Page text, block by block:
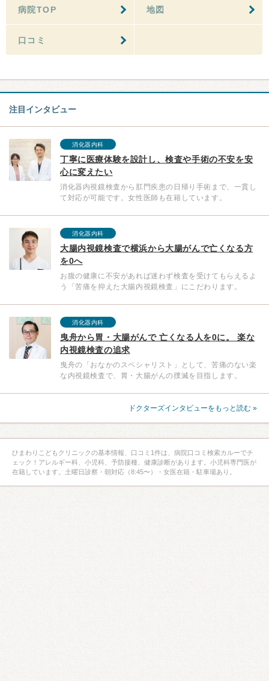
病院TOP 地図
口コミ
注目インタビュー
消化器内科
丁寧に医療体験を設計し、検査や手術の不安を安
心に変えたい
消化器内視鏡検査から肛門疾患の日帰り手術まで、一貫し
て対応が可能です。女性医師も在籍しています。
消化器内科
大腸内視鏡検査で横浜から大腸がんで亡くなる方
を0へ
お腹の健康に不安があれば迷わず検査を受けてもらえるよ
う「苦痛を抑えた大腸内視鏡検査」にこだわります。
消化器内科
曳舟から胃・大腸がんで 亡くなる人を0に。 楽な
内視鏡検査の追求
曳舟の「おなかのスペシャリスト」として、苦痛のない楽
な内視鏡検査で、胃・大腸がんの撲滅を目指します。
ドクターズインタビューをもっと読む »
ひまわりこどもクリニックの基本情報、口コミ1件は、病院口コミ検索カルーでチ
ェック！アレルギー科、小児科、予防接種、健康診断があります。小児科専門医が
在籍しています。土曜日診察・朝対応（8:45〜）・女医在籍・駐車場あり。